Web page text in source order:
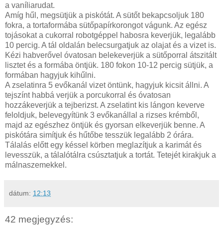
a vaníliarudat.
Amíg hűl, megsütjük a piskótát. A sütőt bekapcsoljuk 180
fokra, a tortaformába sütőpapírkorongot vágunk. Az egész
tojásokat a cukorral robotgéppel habosra keverjük, legalább
10 percig. A tál oldalán belecsurgatjuk az olajat és a vizet is.
Kézi habverővel óvatosan belekeverjük a sütőporral átszitált
lisztet és a formába öntjük. 180 fokon 10-12 percig sütjük, a
formában hagyjuk kihűlni.
A zselatinra 5 evőkanál vizet öntünk, hagyjuk kicsit állni. A
tejszínt habbá verjük a porcukorral és óvatosan
hozzákeverjük a tejberizst. A zselatint kis lángon keverve
feloldjuk, belevegyítünk 3 evőkanállal a rizses krémből,
majd az egészhez öntjük és gyorsan elkeverjük benne. A
piskótára simítjuk és hűtőbe tesszük legalább 2 órára.
Tálalás előtt egy késsel körben meglazítjuk a karimát és
levesszük, a tálalótálra csúsztatjuk a tortát. Tetejét kirakjuk a
málnaszemekkel.
dátum: 12:13
42 megjegyzés: